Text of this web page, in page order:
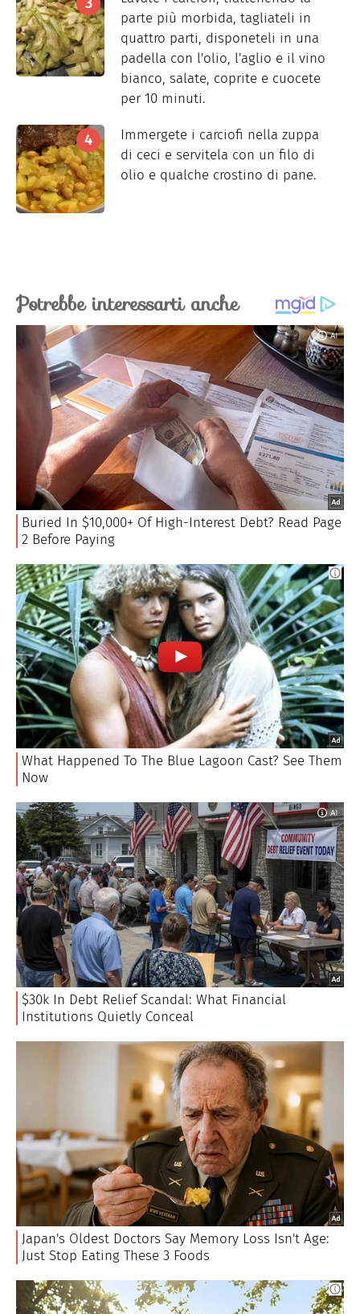
parte più morbida, tagliateli in
quattro parti, disponeteli in una
padella con l'olio, l'aglio e il vino
bianco, salate, coprite e cuocete
per 10 minuti.
Immergete i carciofi nella zuppa
di ceci e servitela con un filo di
olio e qualche crostino di pane.